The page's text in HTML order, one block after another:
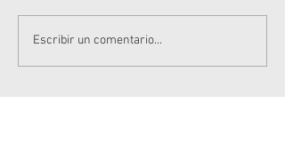
Escribir un comentario...